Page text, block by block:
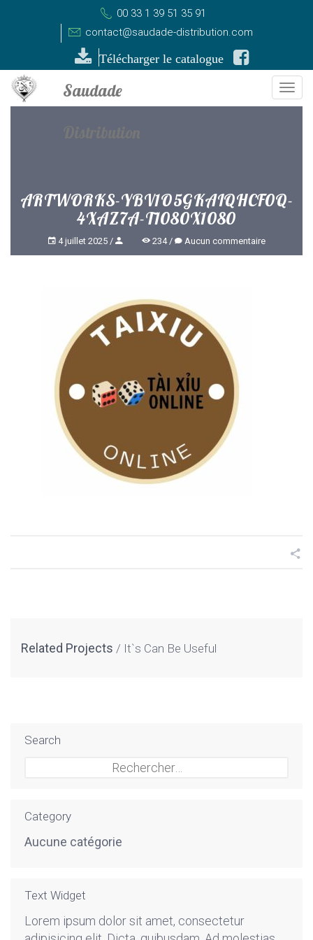
00 33 1 39 51 35 91
contact@saudade-distribution.com
Télécharger le catalogue
ARTWORKS-YBV1O5GKAIQHCF0Q-
4XAZ7A-T1080X1080
4 juillet 2025 234 Aucun commentaire
Related Projects It`s Can Be Useful
Search
Category
Aucune catégorie
Text Widget
Lorem ipsum dolor sit amet, consectetur